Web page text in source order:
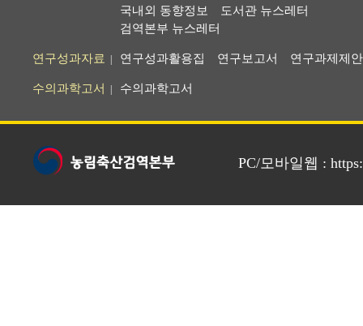
국내외 동향정보
도서관 뉴스레터
검역본부 뉴스레터
연구성과자료 연구성과활용집 연구보고서 연구과제제
수의과학고서 수의과학고서
PC/모바일웹 :